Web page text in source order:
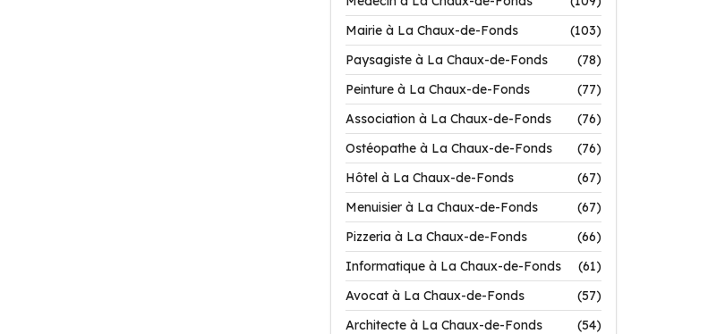
Mairie à La Chaux-de-Fonds
(103)
Paysagiste à La Chaux-de-Fonds
(78)
Peinture à La Chaux-de-Fonds
(77)
Association à La Chaux-de-Fonds
(76)
Ostéopathe à La Chaux-de-Fonds
(76)
Hôtel à La Chaux-de-Fonds
(67)
Menuisier à La Chaux-de-Fonds
(67)
Pizzeria à La Chaux-de-Fonds
(66)
Informatique à La Chaux-de-Fonds
(61)
Avocat à La Chaux-de-Fonds
(57)
Architecte à La Chaux-de-Fonds
(54)